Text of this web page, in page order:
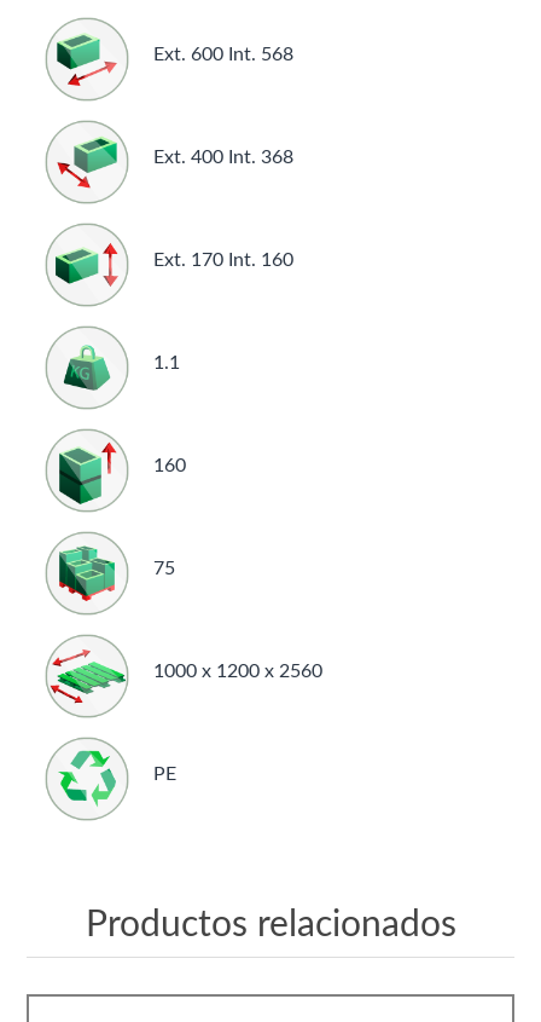
Ext. 600 Int. 568
Ext. 400 Int. 368
Ext. 170 Int. 160
1.1
160
75
1000 x 1200 x 2560
PE
Productos relacionados